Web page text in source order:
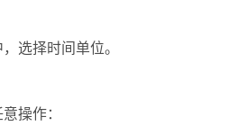
选择时间单位。
操作：